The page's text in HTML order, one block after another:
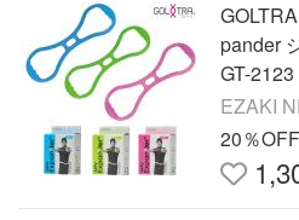
pander
GT-2123
EZAKI
20％